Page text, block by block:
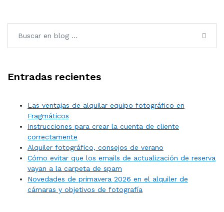
Entradas recientes
Las ventajas de alquilar equipo fotográfico en
Fragmáticos
Instrucciones para crear la cuenta de cliente
correctamente
Alquiler fotográfico, consejos de verano
Cómo evitar que los emails de actualización de reserva
vayan a la carpeta de spam
Novedades de primavera 2026 en el alquiler de
cámaras y objetivos de fotografía